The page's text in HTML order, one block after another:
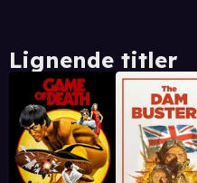
Lignende titler